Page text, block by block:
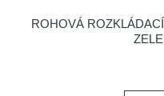
ROHOVÁ